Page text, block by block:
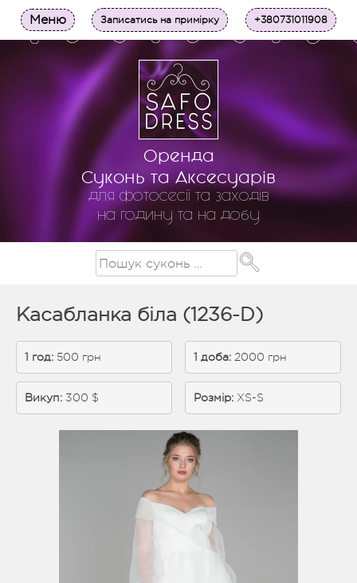
Оренда
Суконь та Аксесуарів
для фотосесії та заходів
на годину та на добу
Меню Записатись на примірку +380731011908
Касабланка біла (1236-D)
1 год: 500 грн 1 доба: 2000 грн
Викуп: 300 $ Розмір: XS-S